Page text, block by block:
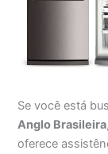
Se você está
Anglo Brasileira
oferece